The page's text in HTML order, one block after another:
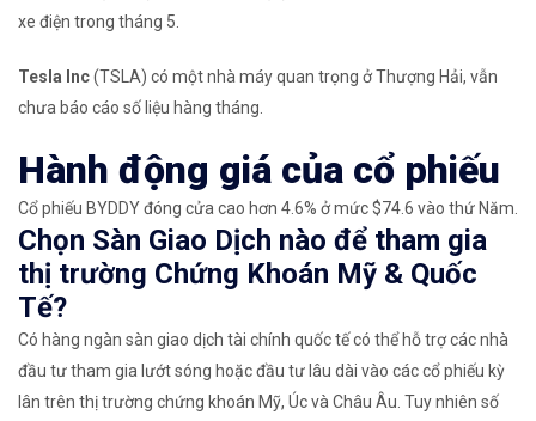
xe điện trong tháng 5.
Tesla Inc(TSLA) có một nhà máy quan trọng ở Thượng Hải, vẫn
chưa báo cáo số liệu hàng tháng.
Hành động giá của cổ phiếu
Cổ phiếu BYDDY đóng cửa cao hơn 4.6% ở mức $74.6 vào thứ Năm.
Chọn Sàn Giao Dịch nào để tham gia
thị trường Chứng Khoán Mỹ & Quốc
Tế?
Có hàng ngàn sàn giao dịch tài chính quốc tế có thể hỗ trợ các nhà
đầu tư tham gia lướt sóng hoặc đầu tư lâu dài vào các cổ phiếu kỳ
lân trên thị trường chứng khoán Mỹ, Úc và Châu Âu. Tuy nhiên số